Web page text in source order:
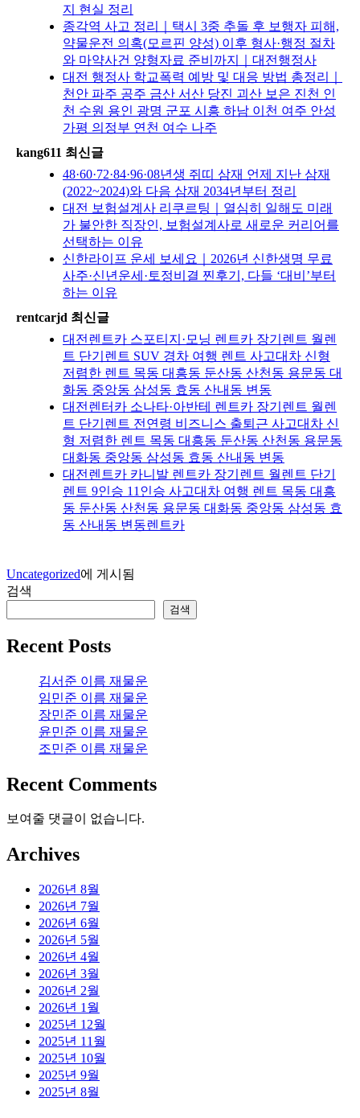
지 현실 정리
종각역 사고 정리｜택시 3중 추돌 후 보행자 피해,
약물운전 의혹(모르핀 양성) 이후 형사·행정 절차
와 마약사건 양형자료 준비까지｜대전행정사
대전 행정사 학교폭력 예방 및 대응 방법 총정리｜
천안 파주 공주 금산 서산 당진 괴산 보은 진천 인
천 수원 용인 광명 군포 시흥 하남 이천 여주 안성
가평 의정부 연천 여수 나주
kang611 최신글
48·60·72·84·96·08년생 쥐띠 삼재 언제 지난 삼재
(2022~2024)와 다음 삼재 2034년부터 정리
대전 보험설계사 리쿠르팅｜열심히 일해도 미래
가 불안한 직장인, 보험설계사로 새로운 커리어를
선택하는 이유
신한라이프 운세 보세요｜2026년 신한생명 무료
사주·신년운세·토정비결 찐후기, 다들 ‘대비’부터
하는 이유
rentcarjd 최신글
대전렌트카 스포티지·모닝 렌트카 장기렌트 월렌
트 단기렌트 SUV 경차 여행 렌트 사고대차 신형
저렴한 렌트 목동 대흥동 둔산동 산천동 용문동 대
화동 중앙동 삼성동 효동 산내동 변동
대전렌터카 소나타·아반테 렌트카 장기렌트 월렌
트 단기렌트 전연령 비즈니스 출퇴근 사고대차 신
형 저렴한 렌트 목동 대흥동 둔산동 산천동 용문동
대화동 중앙동 삼성동 효동 산내동 변동
대전렌트카 카니발 렌트카 장기렌트 월렌트 단기
렌트 9인승 11인승 사고대차 여행 렌트 목동 대흥
동 둔산동 산천동 용문동 대화동 중앙동 삼성동 효
동 산내동 변동렌트카
Uncategorized에 게시됨
검색
검색
Recent Posts
김서준 이름 재물운
임민준 이름 재물운
장민준 이름 재물운
윤민준 이름 재물운
조민준 이름 재물운
Recent Comments
보여줄 댓글이 없습니다.
Archives
2026년 8월
2026년 7월
2026년 6월
2026년 5월
2026년 4월
2026년 3월
2026년 2월
2026년 1월
2025년 12월
2025년 11월
2025년 10월
2025년 9월
2025년 8월